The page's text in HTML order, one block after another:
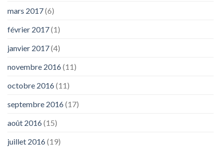
mars 2017(6)
février 2017(1)
janvier 2017(4)
novembre 2016(11)
octobre 2016(11)
septembre 2016(17)
août 2016(15)
juillet 2016(19)